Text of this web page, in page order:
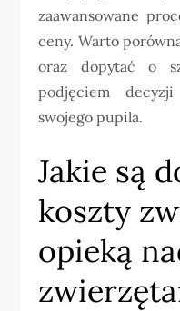
zaawansowane
ceny. Warto
oraz dopytać o
podjęciem
swojego pupila.
Jakie są
koszty
opieką